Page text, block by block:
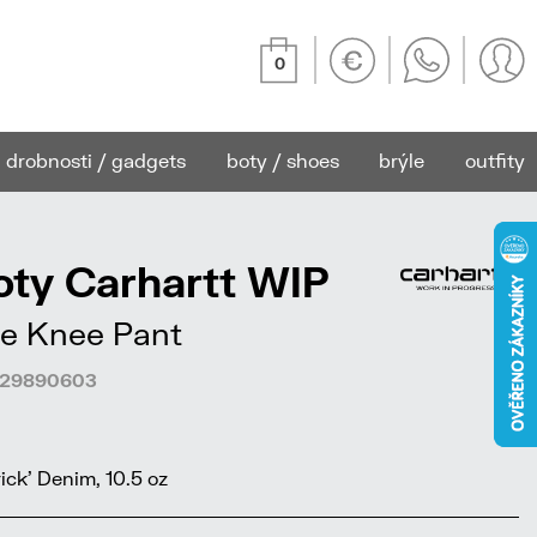
0
drobnosti / gadgets boty / shoes brýle outfity
Carhartt WIP
Knee Pant
Denim, 10.5 oz